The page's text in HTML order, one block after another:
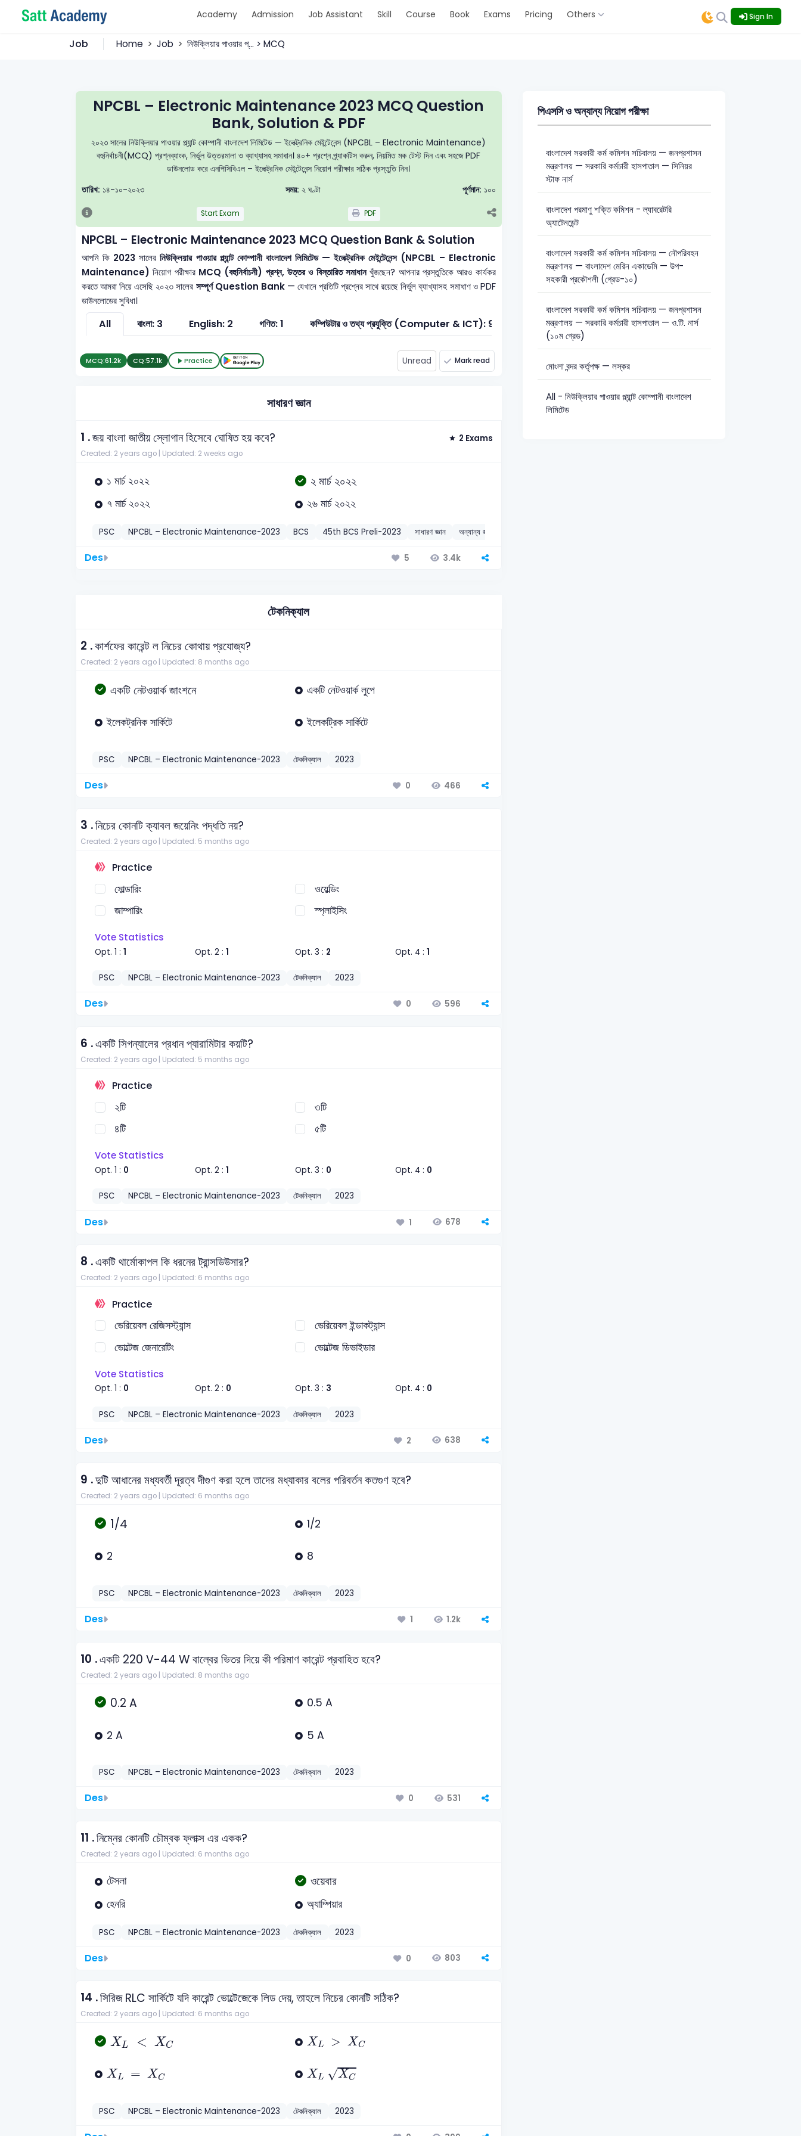
Academy Admission Job Assistant Skill Course Book Exams Pricing Others Sign In
Job Home Job নিউক্লিয়ার পাওয়ার প্... > MCQ
NPCBL – Electronic Maintenance 2023 MCQ Question
Bank, Solution & PDF
২০২৩ সালের নিউক্লিয়ার পাওয়ার প্ল্যান্ট কোম্পানী বাংলাদেশ লিমিটেড — ইলেক্ট্রনিক মেইন্টেনেন্স (NPCBL – Electronic Maintenance)
বহুনির্বাচনী(MCQ) প্রশ্নব্যাংক, নির্ভুল উত্তরমালা ও ব্যাখ্যাসহ সমাধান। ৪০+ প্রশ্নে প্র্যাকটিস করুন, নিয়মিত মক টেস্ট দিন এবং সহজে PDF
ডাউনলোড করে এনপিসিবিএল – ইলেক্ট্রনিক মেইন্টেনেন্স নিয়োগ পরীক্ষার সঠিক প্রস্তুতি নিন।
তারিখ: ১৪-১০-২০২৩ সময়: ২ ঘণ্টা পূর্ণমান: ১০০
Start Exam PDF
NPCBL – Electronic Maintenance 2023 MCQ Question Bank & Solution
আপনি কি 2023 সালেরনিউক্লিয়ার পাওয়ার প্ল্যান্ট কোম্পানী বাংলাদেশ লিমিটেড — ইলেক্ট্রনিক মেইন্টেনেন্স (NPCBL – Electronic
Maintenance)নিয়োগ পরীক্ষার MCQ (বহুনির্বাচনী) প্রশ্ন, উত্তর ও বিস্তারিত সমাধানখুঁজছেন? আপনার প্রস্তুতিকে আরও কার্যকর
করতে আমরা নিয়ে এসেছি ২০২৩ সালের সম্পূর্ণ Question Bank— যেখানে প্রতিটি প্রশ্নের সাথে রয়েছে নির্ভুল ব্যাখ্যাসহ সমাধাণ ও PDF
ডাউনলোডের সুবিধা।
All বাংলা: 3 English: 2 গণিত: 1 কম্পিউটার ও তথ্য প্রযুক্তি (Computer & ICT): 9 সাধারণ জ্ঞান: 4 টেকনিক্যাল: 21
MCQ:61.2k CQ:57.1k Practice Unread Mark read
সাধারণ জ্ঞান
1 .জয় বাংলা জাতীয় স্লোগান হিসেবে ঘোষিত হয় কবে? 2 Exams
Created: 2 years ago | Updated: 2 weeks ago
১ মার্চ ২০২২ ২ মার্চ ২০২২
৭ মার্চ ২০২২ ২৬ মার্চ ২০২২
PSC NPCBL – Electronic Maintenance-2023 BCS 45th BCS Preli-2023 সাধারণ জ্ঞান অন্যান্য জাতীয় বিষয়
Des 5 3.4k
টেকনিক্যাল
2 .কার্শফের কারেন্ট ল নিচের কোথায় প্রযোজ্য?
Created: 2 years ago | Updated: 8 months ago
একটি নেটওয়ার্ক জাংশনে একটি নেটওয়ার্ক লুপে
ইলেকট্রনিক সার্কিটে ইলেকট্রিক সার্কিটে
PSC NPCBL – Electronic Maintenance-2023 টেকনিক্যাল 2023
Des 0 466
3 .নিচের কোনটি ক্যাবল জয়েনিং পদ্ধতি নয়?
Created: 2 years ago | Updated: 5 months ago
Practice
সোল্ডারিং
ওয়েল্ডিং
জাম্পারিং
স্প্লাইসিং
Vote Statistics
Opt. 1 : 1 Opt. 2 : 1 Opt. 3 : 2 Opt. 4 : 1
PSC NPCBL – Electronic Maintenance-2023 টেকনিক্যাল 2023
Des 0 596
6 .একটি সিগন্যালের প্রধান প্যারামিটার কয়টি?
Created: 2 years ago | Updated: 5 months ago
Practice
২টি
৩টি
৪টি
৫টি
Vote Statistics
Opt. 1 : 0 Opt. 2 : 1 Opt. 3 : 0 Opt. 4 : 0
PSC NPCBL – Electronic Maintenance-2023 টেকনিক্যাল 2023
Des 1 678
8 .একটি থার্মোকাপল কি ধরনের ট্রান্সডিউসার?
Created: 2 years ago | Updated: 6 months ago
Practice
ভেরিয়েবল রেজিসস্ট্যান্স
ভেরিয়েবল ইন্ডাকট্যান্স
ভোল্টেজ জেনারেটিং
ভোল্টেজ ডিভাইডার
Vote Statistics
Opt. 1 : 0 Opt. 2 : 0 Opt. 3 : 3 Opt. 4 : 0
PSC NPCBL – Electronic Maintenance-2023 টেকনিক্যাল 2023
Des 2 638
9 .দুটি আধানের মধ্যবর্তী দূরত্ব দীগুণ করা হলে তাদের মধ্যাকার বলের পরিবর্তন কতগুণ হবে?
Created: 2 years ago | Updated: 6 months ago
1/4 1/2
2 8
PSC NPCBL – Electronic Maintenance-2023 টেকনিক্যাল 2023
Des 1 1.2k
10 .একটি 220 V-44 W বাল্বের ভিতর দিয়ে কী পরিমাণ কারেন্ট প্রবাহিত হবে?
Created: 2 years ago | Updated: 8 months ago
0.2 A 0.5 A
2 A 5 A
PSC NPCBL – Electronic Maintenance-2023 টেকনিক্যাল 2023
Des 0 531
11 .নিম্নের কোনটি চৌম্বক ফ্লাক্স এর একক?
Created: 2 years ago | Updated: 6 months ago
টেসলা ওয়েবার
হেনরি অ্যাম্পিয়ার
PSC NPCBL – Electronic Maintenance-2023 টেকনিক্যাল 2023
Des 0 803
14 .সিরিজ RLC সার্কিটে যদি কারেন্ট ভোল্টেজেকে লিড দেয়, তাহলে নিচের কোনটি সঠিক?
Created: 2 years ago | Updated: 6 months ago
XL < XC
XL X C XL > XC
XL X C
XL = XC
XL =X C XL √XC
XL C
PSC NPCBL – Electronic Maintenance-2023 টেকনিক্যাল 2023
পিএসসি ও অন্যান্য নিয়োগ পরীক্ষা
বাংলাদেশ সরকারী কর্ম কমিশন সচিবালয় — জনপ্রশাসন
মন্ত্রণালয় — সরকারি কর্মচারী হাসপাতাল — সিনিয়র
স্টাফ নার্স
বাংলাদেশ পরমাণু শক্তি কমিশন - ল্যাবরেটরি
অ্যাটেনডেন্ট
বাংলাদেশ সরকারী কর্ম কমিশন সচিবালয় — নৌপরিবহন
মন্ত্রণালয় — বাংলাদেশ মেরিন একাডেমি — উপ-
সহকারী প্রকৌশলী (গ্রেড-১০)
বাংলাদেশ সরকারী কর্ম কমিশন সচিবালয় — জনপ্রশাসন
মন্ত্রণালয় — সরকারি কর্মচারী হাসপাতাল — ও.টি. নার্স
(১০ম গ্রেড)
মোংলা বন্দর কর্তৃপক্ষ — লস্কর
All - নিউক্লিয়ার পাওয়ার প্ল্যান্ট কোম্পানী বাংলাদেশ
লিমিটেড